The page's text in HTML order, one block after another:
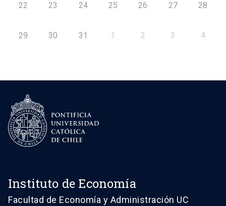
22 23 24 25 26 27 28
29 30 31 1 2 3 4
Instituto de Economía
Facultad de Economía y Administración UC